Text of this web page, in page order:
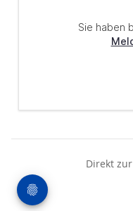
Direkt zur